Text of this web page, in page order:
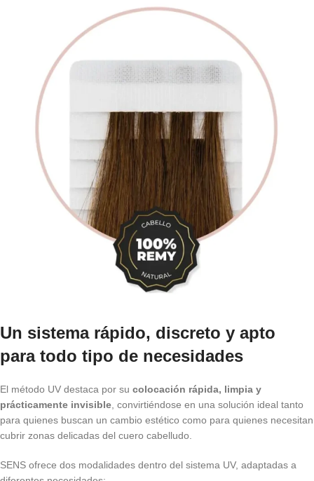
Un sistema rápido, discreto y apto
para todo tipo de necesidades
El método UV destaca por su colocación rápida, limpia y
prácticamente invisible, convirtiéndose en una solución ideal tanto
para quienes buscan un cambio estético como para quienes necesitan
cubrir zonas delicadas del cuero cabelludo.
SENS ofrece dos modalidades dentro del sistema UV, adaptadas a